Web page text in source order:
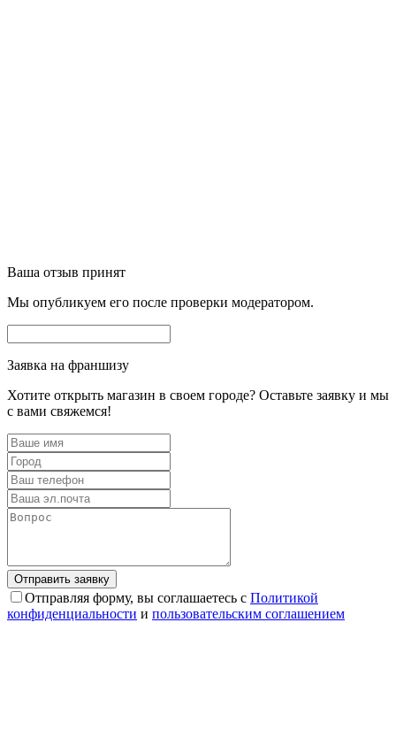
Ваша отзыв принят
Мы опубликуем его после проверки модератором.
Заявка на франшизу
Хотите открыть магазин в своем городе? Оставьте заявку и мы
с вами свяжемся!
Отправляя форму, вы соглашаетесь с Политикой
конфиденциальности и пользовательским соглашением